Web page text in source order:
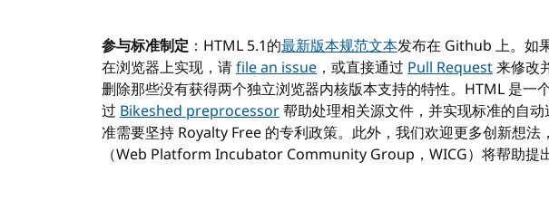
参与标准制定 ：HTML 5.1的最新版本规范文本发布在 Github 上。如
在浏览器上实现，请file an issue ，或直接通过 Pull Request来修改
删除那些没有获得两个独立浏览器内核版本支持的特性。HTML 是一
过 Bikeshed preprocessor帮助处理相关源文件，并实现标准的自
准需要坚持 Royalty Free 的专利政策。此外，我们欢迎更多创新想法
（Web Platform Incubator Community Group，WICG）将帮助提